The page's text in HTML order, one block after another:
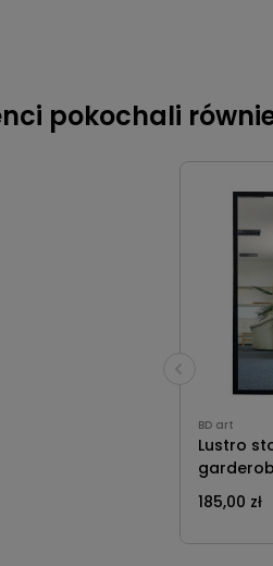
pokochali
BD art
Lustro
155x40
art
185,00 zł